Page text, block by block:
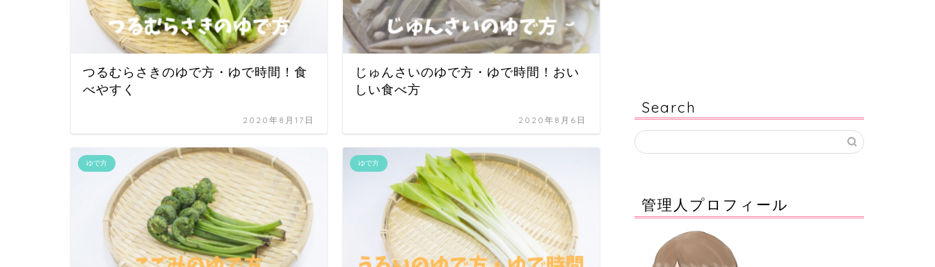
つるむらさきのゆで方・ゆで時間！食
べやすく
2020年8月17日
じゅんさいのゆで方・ゆで時間！おい
しい食べ方
2020年8月6日
ゆで方 ゆで方
Search
管理人プロフィール